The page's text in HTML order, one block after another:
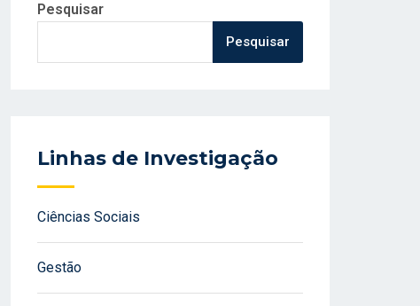
Pesquisar
Pesquisar
Linhas de Investigação
Ciências Sociais
Gestão